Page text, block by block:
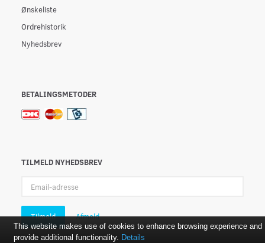
Ønskeliste
Ordrehistorik
Nyhedsbrev
BETALINGSMETODER
TILMELD NYHEDSBREV
adresse
Tilmeld Afmeld
This website makes use of cookies to enhance browsing experience and
provide additional functionality. Details